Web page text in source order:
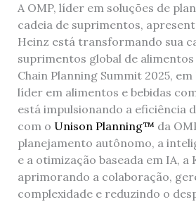
A OMP, líder em soluções de
cadeia de suprimentos,
Heinz está transformando sua
suprimentos global de
Chain Planning Summit 2025,
líder em alimentos e bebidas
está impulsionando a eficiência
com o Unison Planning™ da
planejamento autônomo, a
e a otimização baseada em IA,
aprimorando a colaboração,
complexidade e reduzindo o